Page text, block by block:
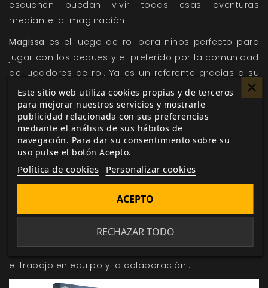
escuchen puedan vivir todas esas aventuras
mediante la imaginación.
Magissa es el juego de rol para niños perfecto para
jugar con los peques y el preferido por la comunidad
de jugadores de rol. Ya es un referente gracias a su
preciosa y sugerente ambientación, rica en detalles y
magia. Además, gracias a sus reglas y el diseño
modular, es posible adaptarlas a la capacidad de
cada niño a la hora de jugar.
En el libro de Magissa encontrarás no solo las reglas
y la ambientación del juego, sino también unas guías
de educadores (maestros, profesores, tutores,
madres y padres...) para usar el juego como
herramienta educativa. Además de divertirse y vivir
aventuras, los peques pueden explorar conceptos
como la amistad, la ayuda a los demás, la empatía,
el trabajo en equipo y la colaboración...
Este sitio web utiliza cookies propias y de terceros
para mejorar nuestros servicios y mostrarle
publicidad relacionada con sus preferencias
mediante el análisis de sus hábitos de
navegación. Para dar su consentimiento sobre su
uso pulse el botón Acepto.
Política de cookies Personalizar cookies
RECHAZAR TODO
ACEPTO